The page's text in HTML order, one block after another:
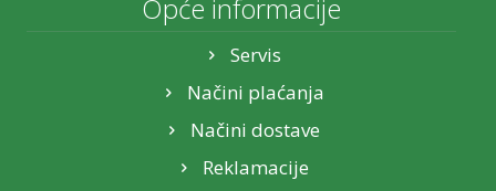
Opće informacije
Servis
Načini plaćanja
Načini dostave
Reklamacije